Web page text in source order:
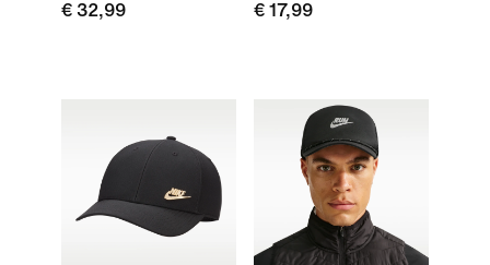
€ 32,99
€ 17,99